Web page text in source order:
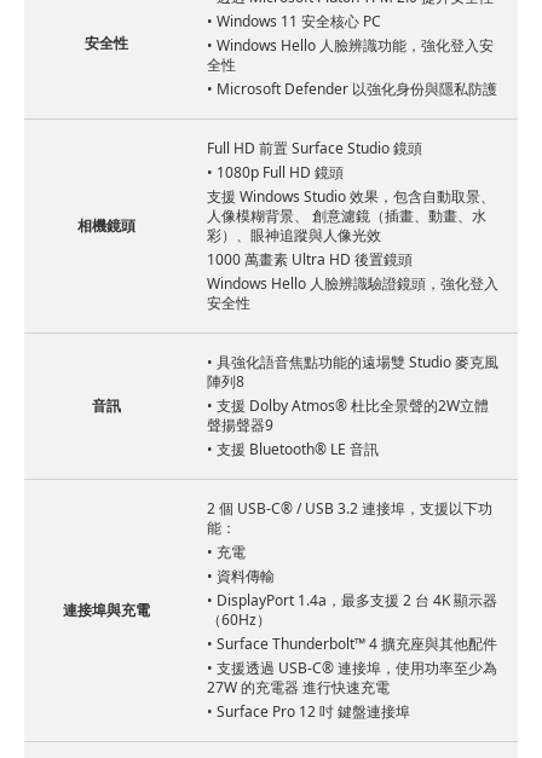
安全性
• Windows 11 安全核心 PC
• Windows Hello 人臉辨識功能，強化登入安
全性
• Microsoft Defender 以強化身份與隱私防護
相機鏡頭
Full HD 前置 Surface Studio 鏡頭
• 1080p Full HD 鏡頭
支援 Windows Studio 效果，包含自動取景、
人像模糊背景、 創意濾鏡（插畫、動畫、水
彩）、眼神追蹤與人像光效
1000 萬畫素 Ultra HD 後置鏡頭
Windows Hello 人臉辨識驗證鏡頭，強化登入
安全性
音訊
• 具強化語音焦點功能的遠場雙 Studio 麥克風
陣列8
• 支援 Dolby Atmos® 杜比全景聲的2W立體
聲揚聲器9
• 支援 Bluetooth® LE 音訊
連接埠與充電
2 個 USB-C® / USB 3.2 連接埠，支援以下功
能：
• 充電
• 資料傳輸
• DisplayPort 1.4a，最多支援 2 台 4K 顯示器
（60Hz）
• Surface Thunderbolt™ 4 擴充座與其他配件
• 支援透過 USB-C® 連接埠，使用功率至少為
27W 的充電器 進行快速充電
• Surface Pro 12 吋 鍵盤連接埠